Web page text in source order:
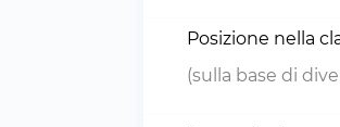
Posizione nella
(sulla base di